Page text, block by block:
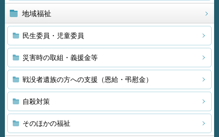
地域福祉
民生委員・児童委員
災害時の取組・義援金等
戦没者遺族の方への支援（恩給・弔慰金）
自殺対策
そのほかの福祉